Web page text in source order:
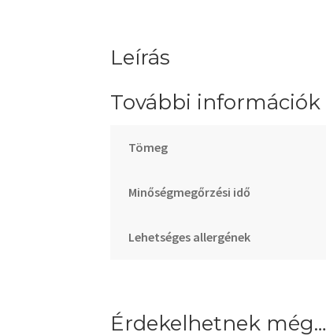
Leírás
További információk
Tömeg
Minőségmegőrzési idő
Lehetséges allergének
Érdekelhetnek még…